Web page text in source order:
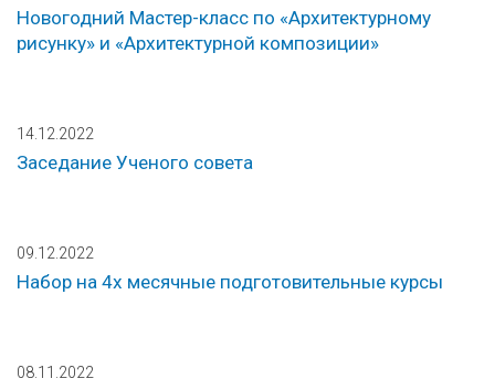
Новогодний Мастер-класс по «Архитектурному
рисунку» и «Архитектурной композиции»
14.12.2022
Заседание Ученого совета
09.12.2022
Набор на 4х месячные подготовительные курсы
08.11.2022